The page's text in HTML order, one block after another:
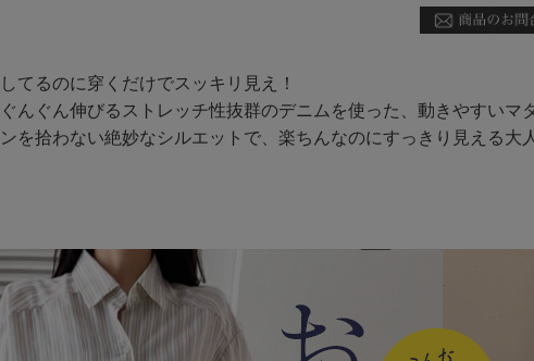
てるのに穿くだけでスッキリ見え！
んぐん伸びるストレッチ性抜群のデニムを使った、動きやすいマ
を拾わない絶妙なシルエットで、楽ちんなのにすっきり見える大